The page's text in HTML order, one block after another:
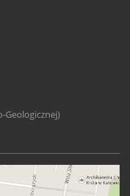
Geologicznej)